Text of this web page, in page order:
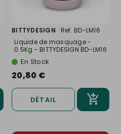
BITTYDESIGN
Ref. BD-LM16
Liquide de masquage -
0.5Kg - BITTYDESIGN BD-LM16
En Stock
20,80 €
DÉTAIL